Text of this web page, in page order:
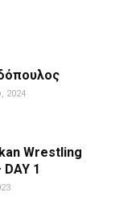
2024
Wrestling
1